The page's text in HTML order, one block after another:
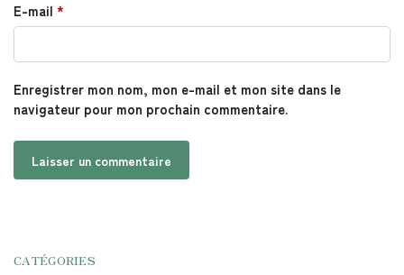
E-mail *
Enregistrer mon nom, mon e-mail et mon site dans le
navigateur pour mon prochain commentaire.
CATÉGORIES